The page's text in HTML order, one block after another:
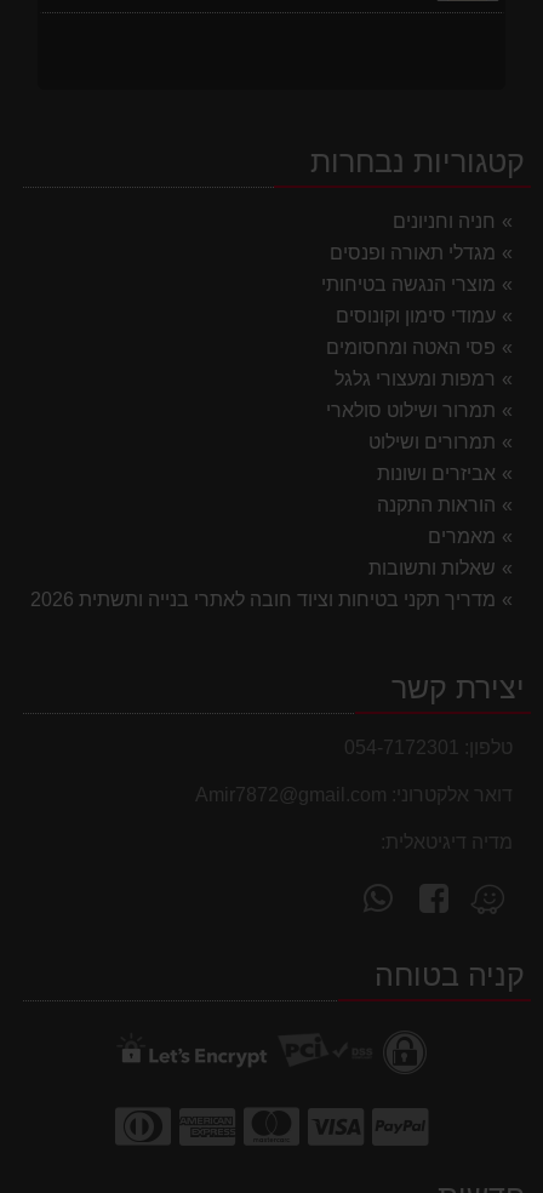
קטגוריות נבחרות
חניה וחניונים
מגדלי תאורה ופנסים
מוצרי הנגשה בטיחותי
עמודי סימון וקונוסים
פסי האטה ומחסומים
רמפות ומעצורי גלגל
תמרור ושילוט סולארי
תמרורים ושילוט
אביזרים ושונות
הוראות התקנה
מאמרים
שאלות ותשובות
מדריך תקני בטיחות וציוד חובה לאתרי בנייה ותשתית 2026
יצירת קשר
טלפון: 054-7172301
דואר אלקטרוני: Amir7872@gmail.com
מדיה דיגיטאלית:
מצא
אותנו
Waze
עקוב
אחרינו
facebookקניה בטוחה